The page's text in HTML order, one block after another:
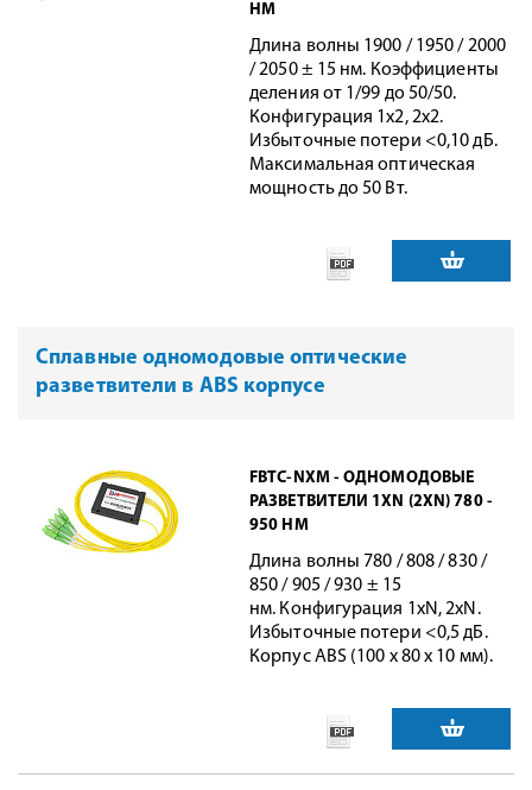
НМ
Длина волны 1900 / 1950 / 2000
/ 2050 ± 15 нм. Коэффициенты
деления от 1/99 до 50/50.
Конфигурация 1x2, 2x2.
Избыточные потери <0,10 дБ.
Максимальная оптическая
мощность до 50 Вт.
Сплавные одномодовые оптические
разветвители в ABS корпусе
FBTC-NXM - ОДНОМОДОВЫЕ
РАЗВЕТВИТЕЛИ 1XN (2XN) 780 -
950 НМ
Длина волны 780 / 808 / 830 /
850 / 905 / 930 ± 15
нм. Конфигурация 1xN, 2xN.
Избыточные потери <0,5 дБ.
Корпус ABS (100 х 80 х 10 мм).